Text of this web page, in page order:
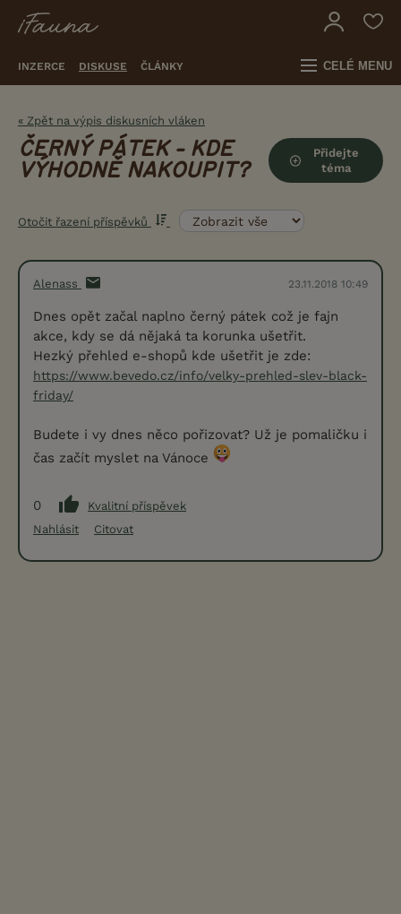
INZERCE DISKUSE ČLÁNKY CELÉ MENU
« Zpět na výpis diskusních vláken
ČERNÝ PÁTEK - KDE
VÝHODNĚ NAKOUPIT?
Přidejte
téma
Otočit řazení příspěvků
Alenass 23.11.2018 10:49
Dnes opět začal naplno černý pátek což je fajn
akce, kdy se dá nějaká ta korunka ušetřit.
Hezký přehled e-shopů kde ušetřit je zde:
https://www.bevedo.cz/info/velky-prehled-slev-black-
friday/
Budete i vy dnes něco pořizovat? Už je pomaličku i
čas začít myslet na Vánoce
0
Kvalitní příspěvek
Nahlásit
Citovat